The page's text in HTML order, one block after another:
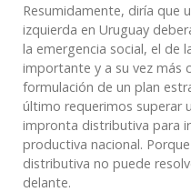
Resumidamente, diría que
izquierda en Uruguay
la emergencia social, el de
importante y a su vez más
formulación de un plan
último requerimos superar
impronta distributiva para
productiva nacional.
distributiva no puede
delante.